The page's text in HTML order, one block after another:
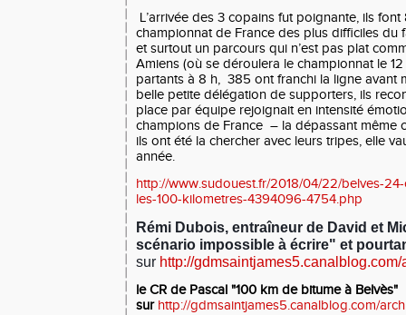
L’arrivée des 3 copains fut poignante, ils font
championnat de France des plus difficiles du
et surtout un parcours qui n’est pas plat
Amiens (où se déroulera le championnat le
partants à 8 h, 385 ont franchi la ligne avant
belle petite délégation de supporters, ils
place par équipe rejoignait en intensité
champions de France – la dépassant même
ils ont été la chercher avec leurs tripes, elle
année.
http://www.sudouest.fr/2018/04/22/belves-
les-100-kilometres-4394096-4754.php
Rémi Dubois, entraîneur de David et
scénario impossible à écrire" et
sur http://
le CR de Pascal "100 km de bitume à Belvès"
sur http://gdmsaintjames5.canalblog.com/